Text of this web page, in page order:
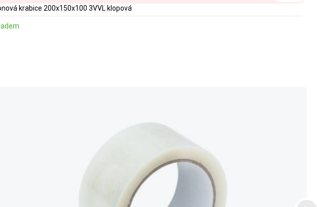
krabice 200x150x100 3VVL klopová